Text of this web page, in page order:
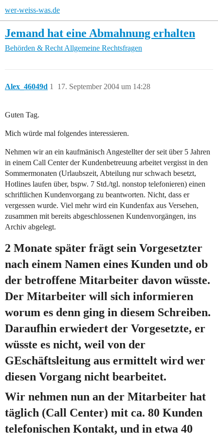
wer-weiss-was.de
Jemand hat eine Abmahnung erhalten
Behörden & Recht Allgemeine Rechtsfragen
Alex_46049d 17. September 2004 um 14:28
1
Guten Tag.
Mich würde mal folgendes interessieren.
Nehmen wir an ein kaufmänisch Angestellter der seit über 5 Jahren
in einem Call Center der Kundenbetreuung arbeitet vergisst in den
Sommermonaten (Urlaubszeit, Abteilung nur schwach besetzt,
Hotlines laufen über, bspw. 7 Std./tgl. nonstop telefonieren) einen
schriftlichen Kundenvorgang zu beantworten. Nicht, dass er
vergessen wurde. Viel mehr wird ein Kundenfax aus Versehen,
zusammen mit bereits abgeschlossenen Kundenvorgängen, ins
Archiv abgelegt.
2 Monate später frägt sein Vorgesetzter
nach einem Namen eines Kunden und ob
der betroffene Mitarbeiter davon wüsste.
Der Mitarbeiter will sich informieren
worum es denn ging in diesem Schreiben.
Daraufhin erwiedert der Vorgesetzte, er
wüsste es nicht, weil von der
GEschäftsleitung aus ermittelt wird wer
diesen Vorgang nicht bearbeitet.
Wir nehmen nun an der Mitarbeiter hat
täglich (Call Center) mit ca. 80 Kunden
telefonischen Kontakt, und in etwa 40